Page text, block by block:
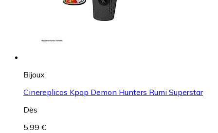
Bijoux
Cinereplicas Kpop Demon Hunters Rumi Superstar
Dès
5,99 €